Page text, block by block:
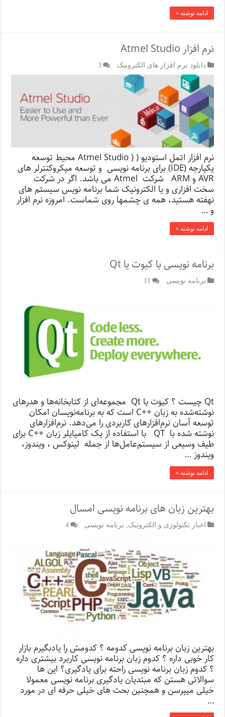
ادامه نوشته »
نرم افزار Atmel Studio
دانلود نرم افزار های الکترونیک 3
نرم افزار اتمل استودیو ( ( Atmel Studio محیط توسعه
یکپارجه (IDE) برای برنامه نویسی و توسعه میکروکنترلر های
AVR و ARM شرکت Atmel می باشد. اگر در شرکت
سخت افزاری و یا الکترونیک شما برنامه نویس سیستم های
نهفته هستید، همه ی چشم­ها روی شماست. امروزه نرم افزار
و …
ادامه نوشته »
برنامه نویسی با کیوت یا Qt
برنامه نویسی 11
Qt چیست ؟ کیوت یا Qt مجموعه‌ای از کتابخانه‌ها و هدرهای
نوشته‌شده به زبان ++C است که به برنامه‌نویسان امکان
توسعه آسان نرم‌افزارهای کاربردی را می‌دهد. نرم‌افزارهای
نوشته شده با QT با استفاده از یک کامپایلر زبان ++C برای
طیف وسیعی از سیستم‌عامل‌ها از جمله لینوکس ، ویندوز،
ویندوز …
ادامه نوشته »
بهترین زبان های برنامه نویسی امسال
اخبار تکنولوژی و الکترونیک برنامه نویسی 4
بهترین زبان برنامه نویسی کدومه ؟ کدومش را یادبگیرم بازار
کار خوبی داره ؟ کدوم زبان برنامه نویسی کاربرد بیشتری داره
؟ کدوم زبان برنامه نویسی راحته برای یادگیری؟ این ها
سوالاتی هستن که مبتدیان یادگیری برنامه نویسی معمولا
خیلی میپرسن و همچنین بحث های خیلی حرفه ای در مورد
…